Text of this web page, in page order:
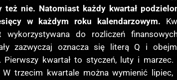
też nie. Natomiast każdy kwartał
w każdym roku kalendarzowym.
wykorzystywana do rozliczeń
zazwyczaj oznacza się literą Q i
Pierwszy kwartał to styczeń, luty i marzec.
trzecim kwartale można wymienić